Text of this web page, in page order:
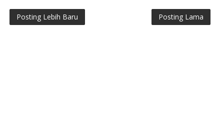
Posting Lebih Baru Posting Lama